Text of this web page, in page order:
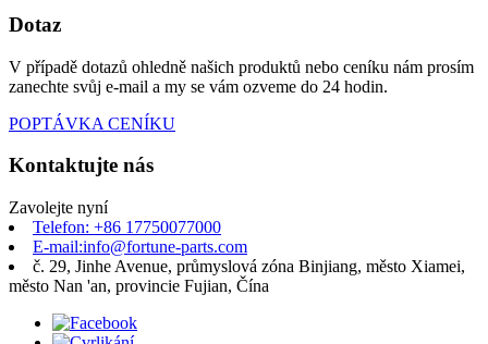
Dotaz
V případě dotazů ohledně našich produktů nebo ceníku nám prosím
zanechte svůj e-mail a my se vám ozveme do 24 hodin.
POPTÁVKA CENÍKU
Kontaktujte nás
Zavolejte nyní
Telefon: +86 17750077000
E-mail:info@fortune-parts.com
č. 29, Jinhe Avenue, průmyslová zóna Binjiang, město Xiamei,
město Nan 'an, provincie Fujian, Čína